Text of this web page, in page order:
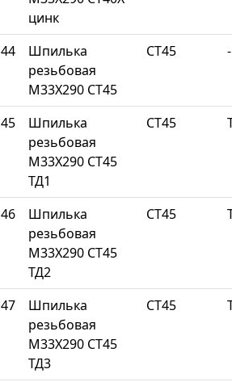
цинк
44
Шпилька
резьбовая
М33Х290 СТ45
СТ45 -
45
Шпилька
резьбовая
М33Х290 СТ45
ТД1
СТ45
46
Шпилька
резьбовая
М33Х290 СТ45
ТД2
СТ45
47
Шпилька
резьбовая
М33Х290 СТ45
ТД3
СТ45